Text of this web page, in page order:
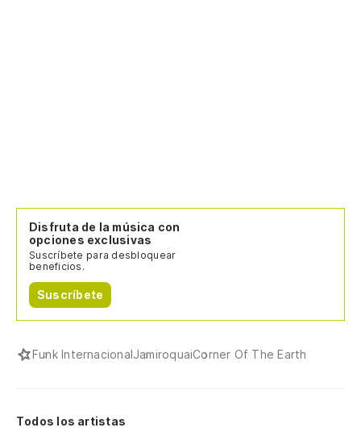
Disfruta de la música con
opciones exclusivas
Suscríbete para desbloquear
beneficios.
Suscríbete
Funk InternacionalJamiroquaiCorner Of The Earth
Todos los artistas